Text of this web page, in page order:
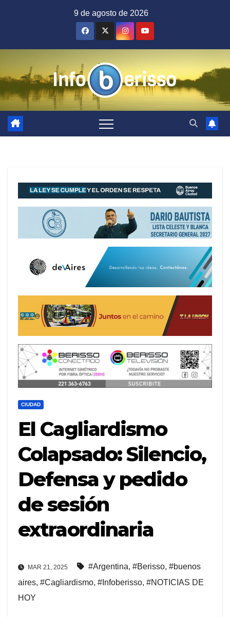
9 de agosto de 2026
CIUDAD
El Cagliardismo
Colapsado: Silencio,
Defensa y pedido
de sesión
extraordinaria
MAR 21, 2025 #Argentina, #Berisso, #buenos
aires, #Cagliardismo, #Infoberisso, #NOTICIAS DE
HOY